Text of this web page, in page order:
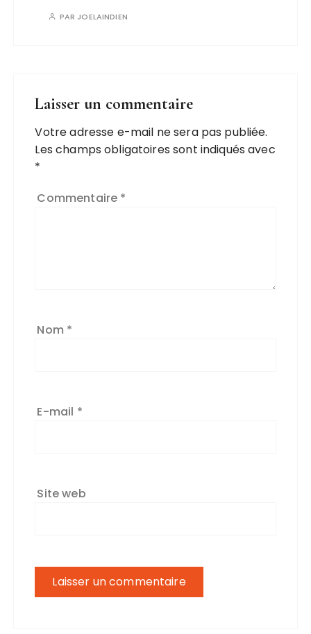
PAR JOELAINDIEN
Laisser un commentaire
Votre adresse e-mail ne sera pas publiée.
Les champs obligatoires sont indiqués avec
*
Commentaire *
Nom *
E-mail *
Site web